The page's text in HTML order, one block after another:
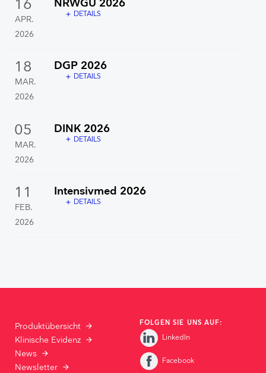
16
APR.
2026
NRWGU 2026
add DETAILS
18
MAR.
2026
DGP 2026
add DETAILS
05
MAR.
2026
DINK 2026
add DETAILS
11
FEB.
2026
Intensivmed 2026
add DETAILS
Produktübersicht
Klinische Evidenz
News
Newsletter
FOLGEN SIE UNS AUF:
LinkedIn
Facebook